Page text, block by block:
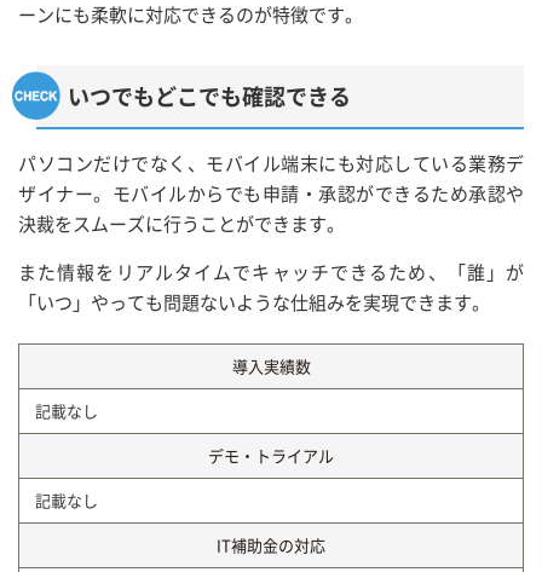
ーンにも柔軟に対応できるのが特徴です。
いつでもどこでも確認できる
パソコンだけでなく、モバイル端末にも対応している業務デ
ザイナー。モバイルからでも申請・承認ができるため承認や
決裁をスムーズに行うことができます。
また情報をリアルタイムでキャッチできるため、「誰」が
「いつ」やっても問題ないような仕組みを実現できます。
導入実績数
記載なし
デモ・トライアル
記載なし
IT補助金の対応